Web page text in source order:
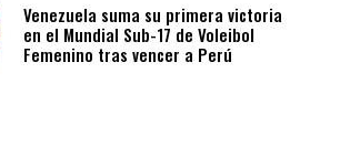
Venezuela suma su primera victoria
en el Mundial Sub-17 de Voleibol
Femenino tras vencer a Perú